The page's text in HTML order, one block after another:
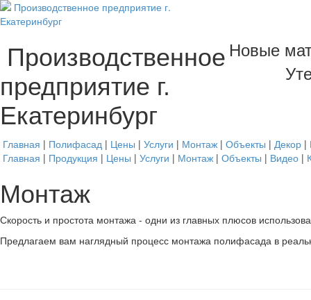
Производственное
предприятие г.
Екатеринбург
Новые
Главная | Полифасад | Цены | Услуги | Монтаж | Объекты | Декор |
Главная | Продукция | Цены | Услуги | Монтаж | Объекты | Видео |
Монтаж
Скорость и простота монтажа - одни из главных плюсов
Предлагаем вам наглядный процесс монтажа полифасада в